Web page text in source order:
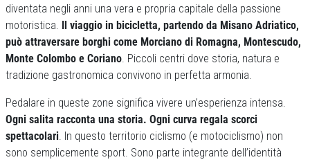
diventata negli anni una vera e propria capitale della passione
motoristica. Il viaggio in bicicletta, partendo da Misano Adriatico,
può attraversare borghi come Morciano di Romagna, Montescudo,
Monte Colombo e Coriano. Piccoli centri dove storia, natura e
tradizione gastronomica convivono in perfetta armonia.
Pedalare in queste zone significa vivere un’esperienza intensa.
Ogni salita racconta una storia. Ogni curva regala scorci
spettacolari. In questo territorio ciclismo (e motociclismo) non
sono semplicemente sport. Sono parte integrante dell’identità